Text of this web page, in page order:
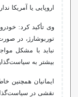
اروپایی یا آمریکا
وی تأکید کرد:
نباید با مشکل
بیشتر به
ایمانیان همچنین
نقشی در